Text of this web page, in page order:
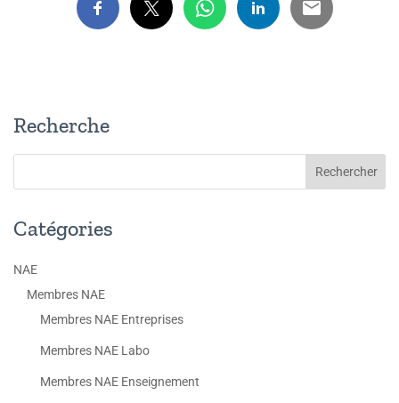
Recherche
Catégories
NAE
Membres NAE
Membres NAE Entreprises
Membres NAE Labo
Membres NAE Enseignement